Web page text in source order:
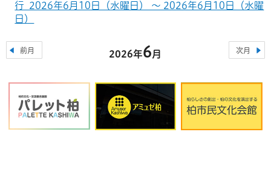
行 2026年6月10日（水曜日） ～ 2026年6月10日（水曜
日）
前月 2026年6月 次月